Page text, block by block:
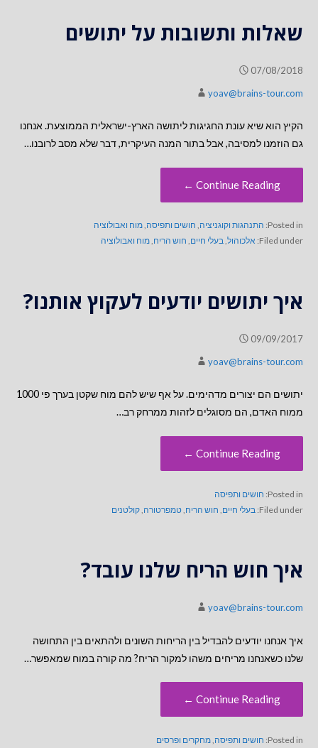
שאלות ותשובות על יתושים
07/08/2018
yoav@brains-tour.com
הקיץ הוא שיא עונת החגיגות ליתושה הארץ-ישראלית הממוצעת. אנחנו
גם הוזמנו למסיבה, אבל בתור המנה העיקרית, דבר שלא מסב לרובנו…
Continue Reading ←
Posted in: התנהגות וקוגניציה, חושים ותפיסה,מוח ואבולוציה
Filed under: אלכוהול,בעלי חיים, חוש הריח,מוח ואבולוציה
איך יתושים יודעים לעקוץ אותנו?
09/09/2017
yoav@brains-tour.com
יתושים הם יצורים מדהימים. על אף שיש להם מוח שקטן בערך פי 1000
ממוח האדם, הם מסוגלים לזהות ממרחק רב…
Continue Reading ←
Posted in: חושים ותפיסה
Filed under: בעלי חיים חוש הריח טמפרטורה קולטנים
איך חוש הריח שלנו עובד?
yoav@brains-tour.com
איך אנחנו יודעים להבדיל בין הריחות השונים ולהתאים בין התחושה
שלנו כשאנחנו מריחים משהו למקור הריח? מה קורה במוח שמאפשר…
Continue Reading ←
Posted in: חושים ותפיסה מחקרים ופרסים